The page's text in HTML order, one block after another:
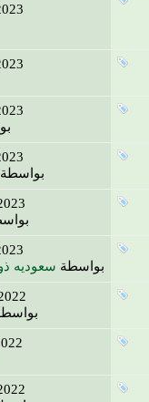
2023
2023
2023
2023
بواسطة
2023
بواسطة
2023
بواسطةسعوديه ذوق
2022
بواسطة
2022
2022